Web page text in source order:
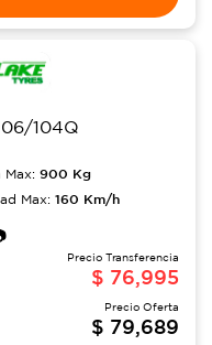
104Q
Max: 900 Kg
Max: 160 Km/h
Precio Transferencia
$ 76,995
Precio Oferta
$ 79,689